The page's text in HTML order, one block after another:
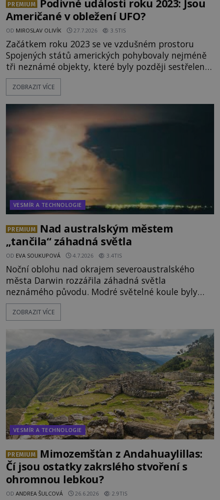
PREMIUM
Podivné události roku 2023: Jsou
Američané v obležení UFO?
OD MIROSLAV OLIVÍK 27.7.2026 3.5TIS
Začátkem roku 2023 se ve vzdušném prostoru
Spojených států amerických pohybovaly nejméně
tři neznámé objekty, které byly později sestřeleny.
Do dnešních dnů nebyly trosky těchto létajících
těles objeveny. Je možné, že šlo o nějaké nové
mimozemského původu? Dne 4. února roku 2023
vydává
ZOBRAZIT VÍCE
VESMÍR A TECHNOLOGIE
PREMIUM
Nad australským městem
„tančila“ záhadná světla
OD EVA SOUKUPOVÁ 4.7.2026 3.4TIS
Noční oblohu nad okrajem severoaustralského
města Darwin rozzářila záhadná světla
neznámého původu. Modré světelné koule byly
viditelné nejméně dvacet minut, během nichž se
opakovaně objevovaly a zase mizely. Svědek, který
mohlo jít o návštěvu ze světa duchů. Záhadný
záznam okamžitě rozpoutal deb
ZOBRAZIT VÍCE
VESMÍR A TECHNOLOGIE
PREMIUM
Mimozemšťan z Andahuaylillas:
Čí jsou ostatky zakrslého stvoření s
ohromnou lebkou?
OD ANDREA ŠULCOVÁ 26.6.2026 2.9TIS